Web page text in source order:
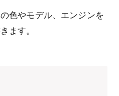
色やモデル、エンジンを
ます。